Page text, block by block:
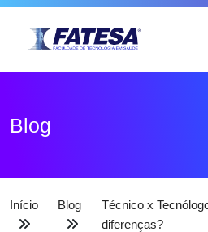
Blog
Início Blog
Técnico x
diferenças?